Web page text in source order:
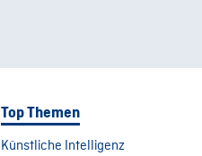
Top Themen
Künstliche Intelligenz